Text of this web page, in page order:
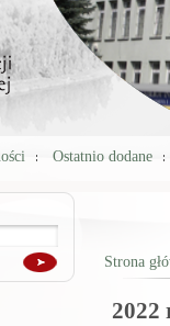
Ostatnio dodane
Strona
2022